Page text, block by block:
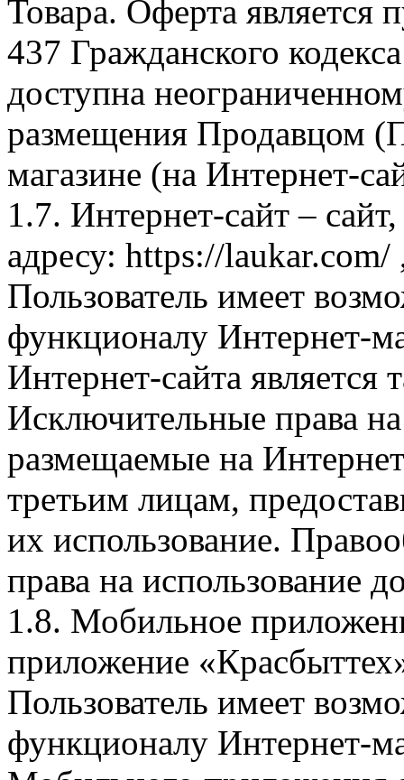
Товара. Оферта является
437 Гражданского
доступна
размещения Продавцом
магазине (на Интернет-
1.7. Интернет-сайт –
адресу: https://laukar.com/
Пользователь имеет
функционалу Интернет-
Интернет-сайта
Исключительные права
размещаемые на
третьим лицам,
их использование.
права на использование
1.8. Мобильное
приложение
Пользователь имеет
функционалу Интернет-